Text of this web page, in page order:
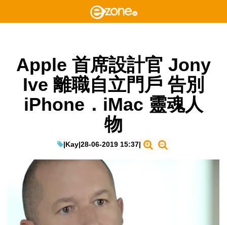
Apple 首席設計官 Jony
Ive 離職自立門戶 告別
iPhone．iMac 靈魂人
物
|Kay|28-06-2019 15:37|